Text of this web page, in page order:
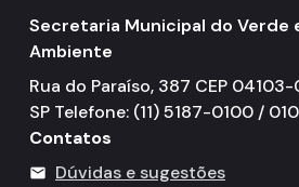
Secretaria Municipal do Verde
Ambiente
Rua do Paraíso, 387 CEP
SP Telefone: (11) 5187-0100 /
Contatos
mail Dúvidas e sugestões